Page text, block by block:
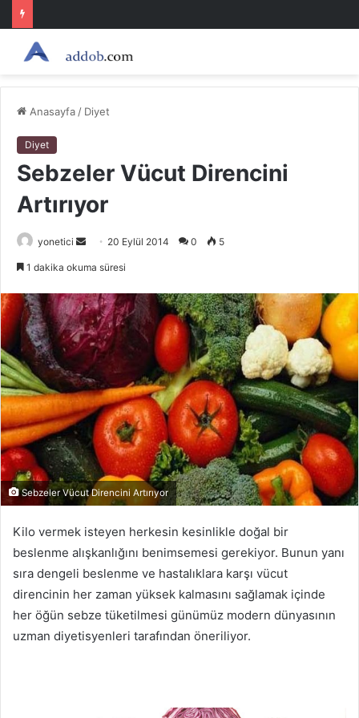
Anasayfa / Diyet
Diyet
Sebzeler Vücut Direncini
Artırıyor
yonetici
Bir
göndermek
20 Eylül 2014 0 5
1 dakika okuma süresi
Sebzeler Vücut Direncini Artırıyor
Kilo vermek isteyen herkesin kesinlikle doğal bir
beslenme alışkanlığını benimsemesi gerekiyor. Bunun yanı
sıra dengeli beslenme ve hastalıklara karşı vücut
direncinin her zaman yüksek kalmasını sağlamak içinde
her öğün sebze tüketilmesi günümüz modern dünyasının
uzman diyetisyenleri tarafından öneriliyor.